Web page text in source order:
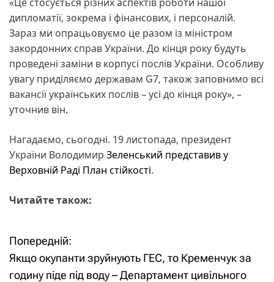
дипломатії, зокрема і фінансових, і персоналій.
Зараз ми опрацьовуємо це разом із міністром
закордонних справ України. До кінця року будуть
проведені заміни в корпусі послів України. Особливу
увагу приділяємо державам G7, також заповнимо всі
вакансії українських послів – усі до кінця року», –
уточнив він.
Нагадаємо, сьогодні. 19 листопада, президент
України Володимир Зеленський представив у
Верховній Раді План стійкості.
Читайте також:
Н
а
Попередній:
Якщо окупанти зруйнують ГЕС, то Кременчук за
годину піде під воду – Департамент цивільного